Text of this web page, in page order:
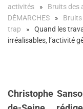
activités
Bruits des
DÉMARCHES
trap
Quand les
irréalisables, l’activité
Christophe